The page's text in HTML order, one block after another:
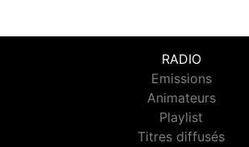
RADIO
Emissions
Animateurs
Playlist
Titres diffusés